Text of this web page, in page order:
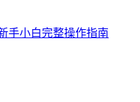
手小白完整操作指南